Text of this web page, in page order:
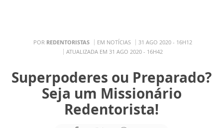
POR REDENTORISTAS EM NOTÍCIAS
31 AGO 2020 - 16H12
ATUALIZADA EM 31 AGO 2020 - 16H42
Superpoderes ou Preparado?
Seja um Missionário
Redentorista!